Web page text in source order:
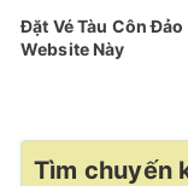
Đặt Vé Tàu Côn
Website Này
Tìm chuyến